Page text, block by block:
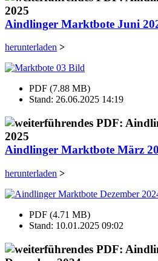
Aindlinger Marktbote Juni
herunterladen >
PDF (7.88 MB)
Stand: 26.06.2025 14:19
Aindlinger Marktbote März
herunterladen >
PDF (4.71 MB)
Stand: 10.01.2025 09:02